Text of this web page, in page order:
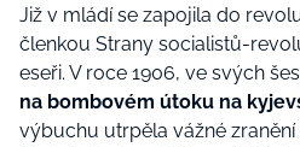
Již v mládí se zapojila do
členkou Strany socialistů-
eseři. V roce 1906, ve svých
na bombovém útoku na
výbuchu utrpěla vážné